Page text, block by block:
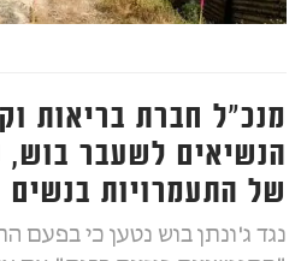
מנכ"ל חברת בריאות
הנשיאים לשעבר
של התעמרויות בנשים
נגד ג'ונתן בוש נטען כי בפעם